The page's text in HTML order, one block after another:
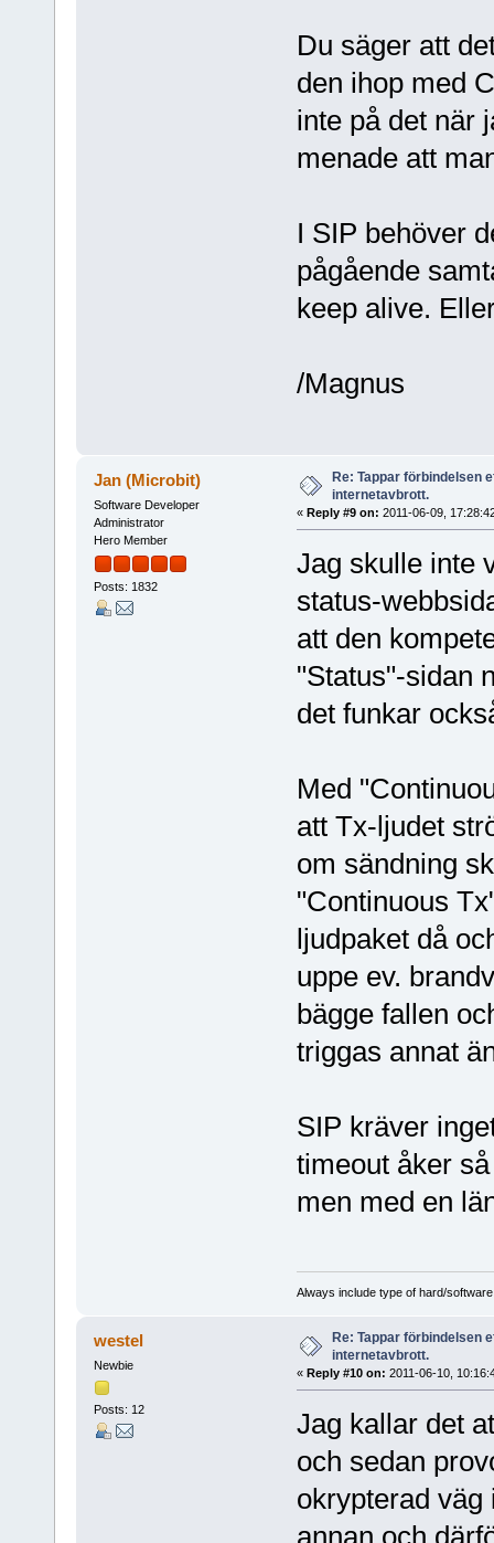
Du säger att
den ihop med
inte på det när
menade att
I SIP behöver
pågående
keep alive.
/Magnus
Jan (Microbit)
Software Developer
Administrator
Hero Member
Posts: 1832
Re: Tappar förbindelsen
internetavbrott.
« Reply #9 on: 2011-06-09,
Jag skulle inte
status-
att den
"Status"-sidan
det funkar
Med
att Tx-ljudet
om sändning
"Continuous
ljudpaket då
uppe ev.
bägge fallen
triggas annat
SIP kräver
timeout åker
men med en
Always include type of hard/
westel
Newbie
Posts: 12
Re: Tappar förbindelsen
internetavbrott.
« Reply #10 on: 2011-06-10,
Jag kallar det
och sedan
okrypterad väg
annan och